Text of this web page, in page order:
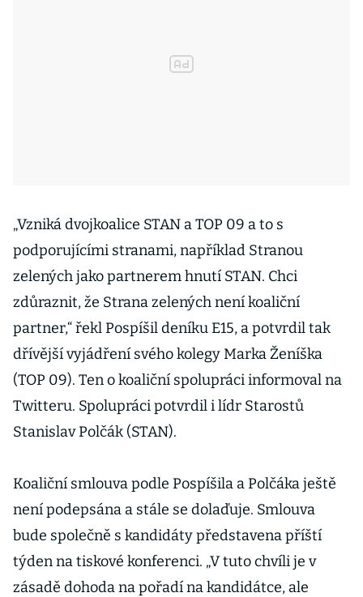
„Vzniká dvojkoalice STAN a TOP 09 a to s
podporujícími stranami, například Stranou
zelených jako partnerem hnutí STAN. Chci
zdůraznit, že Strana zelených není koaliční
partner,“ řekl Pospíšil deníku E15, a potvrdil tak
dřívější vyjádření svého kolegy Marka Ženíška
(TOP 09). Ten o koaliční spolupráci informoval na
Twitteru. Spolupráci potvrdil i lídr Starostů
Stanislav Polčák (STAN).
Koaliční smlouva podle Pospíšila a Polčáka ještě
není podepsána a stále se dolaďuje. Smlouva
bude společně s kandidáty představena příští
týden na tiskové konferenci. „V tuto chvíli je v
zásadě dohoda na pořadí na kandidátce, ale